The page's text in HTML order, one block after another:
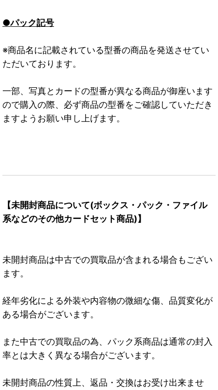
●パック記号
※商品名に記載されている型番の商品を発送させてい
ただいております。
一部、写真とカードの型番が異なる商品が御座います
ので購入の際、必ず商品の型番をご確認していただき
ますようお願い申し上げます。
【未開封商品について(ボックス・パック・ファイル
系などのその他カードセット商品)】
未開封商品は中古での買取品が含まれる場合もござい
ます。
経年劣化による外装や内容物の微細な傷、品質変化が
ある場合がございます。
また中古での買取品の為、パック系商品は通常の封入
率とは大きく異なる場合がございます。
未開封商品の性質上、返品・交換はお受け出来ませ